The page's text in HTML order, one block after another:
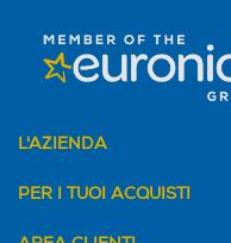
L'AZIENDA
PER I TUOI ACQUISTI